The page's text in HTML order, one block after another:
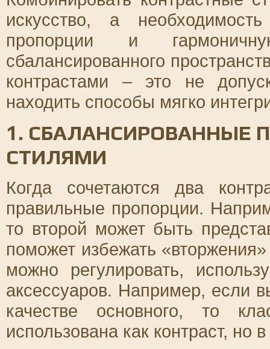
искусство, а
пропорции и
сбалансированного
контрастами – это не
находить способы мягко
1. СБАЛАНСИРОВАННЫЕ
СТИЛЯМИ
Когда сочетаются два
правильные пропорции.
то второй может быть
поможет избежать
можно регулировать,
аксессуаров. Например, если
качестве основного, то
использована как контраст, но